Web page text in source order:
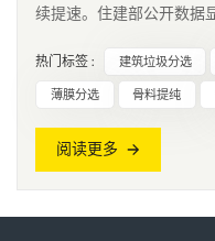
续提速。住建部公开数据
而，当前行业仍以“清运—
率不足50%。大量混凝土
热门标签 : 建筑垃圾分选
薄膜分选 骨料提纯
阅读更多